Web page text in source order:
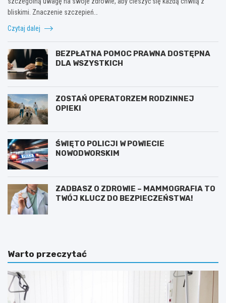
bliskimi. Znaczenie szczepień…
Czytaj dalej
BEZPŁATNA POMOC PRAWNA DOSTĘPNA
DLA WSZYSTKICH
ZOSTAŃ OPERATORZEM RODZINNEJ
OPIEKI
ŚWIĘTO POLICJI W POWIECIE
NOWODWORSKIM
ZADBASZ O ZDROWIE – MAMMOGRAFIA TO
TWÓJ KLUCZ DO BEZPIECZEŃSTWA!
Warto przeczytać